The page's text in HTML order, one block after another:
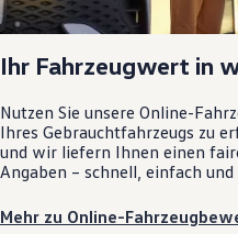
Ihr Fahrzeugwert in
Nutzen Sie unsere Online-
Ihres Gebrauchtfahrzeugs zu
und wir liefern Ihnen einen
Angaben – schnell, einfach
Mehr zu Online-